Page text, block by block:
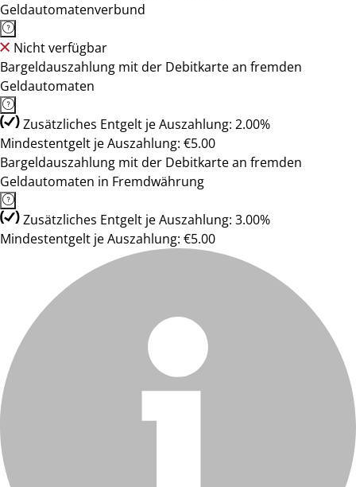
Geldautomatenverbund
Nicht verfügbar
Bargeldauszahlung mit der Debitkarte an fremden
Geldautomaten
Zusätzliches Entgelt je Auszahlung: 2.00%
Mindestentgelt je Auszahlung: €5.00
Bargeldauszahlung mit der Debitkarte an fremden
Geldautomaten in Fremdwährung
Zusätzliches Entgelt je Auszahlung: 3.00%
Mindestentgelt je Auszahlung: €5.00